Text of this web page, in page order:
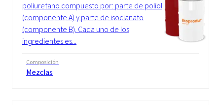
poliuretano compuesto por: parte de poliol
(componente A) y parte de isocianato
(componente B). Cada uno de los
ingredientes es...
Composición
Mezclas